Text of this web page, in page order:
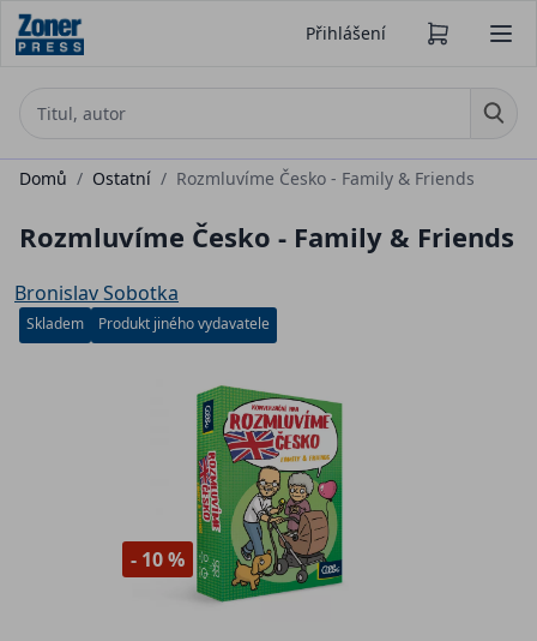
Přihlášení
Domů / Ostatní / Rozmluvíme Česko - Family & Friends
Rozmluvíme Česko - Family & Friends
Bronislav Sobotka
Skladem Produkt jiného vydavatele
- 10 %